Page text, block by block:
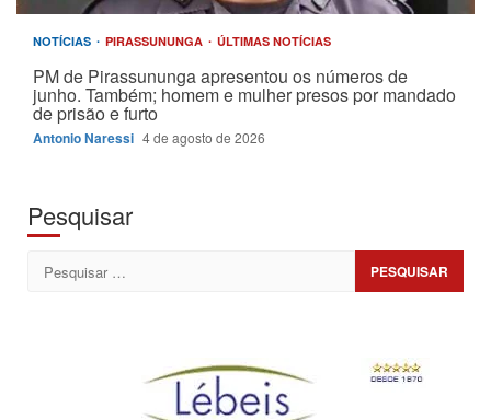
NOTÍCIAS PIRASSUNUNGA ÚLTIMAS NOTÍCIAS
PM de Pirassununga apresentou os números de
junho. Também; homem e mulher presos por mandado
de prisão e furto
Antonio Naressi 4 de agosto de 2026
Pesquisar
Pesquisar